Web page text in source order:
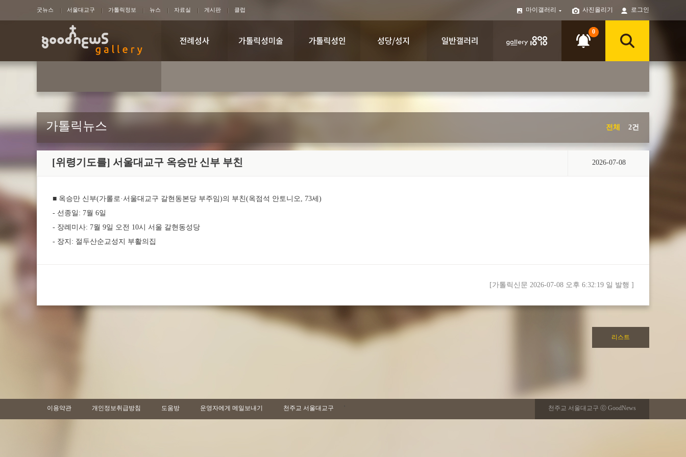
굿뉴스 서울대교구 가톨릭정보 뉴스 자료실 게시판 클럽 마이갤러리 사진올리기 로그인
0
가톨릭뉴스 전체 2건
[위령기도를] 서울대교구 옥승만 신부 부친 2026-07-08
■ 옥승만 신부(가롤로·서울대교구 갈현동본당 부주임)의 부친(옥점석 안토니오, 73세)
- 선종일: 7월 6일
- 장례미사: 7월 9일 오전 10시 서울 갈현동성당
- 장지: 절두산순교성지 부활의집
[가톨릭신문 2026-07-08 오후 6:32:19 일 발행 ]
'
이용약관 개인정보취급방침 도움방 운영자에게 메일보내기 천주교 서울대교구 천주교 서울대교구 ⓒ GoodNews